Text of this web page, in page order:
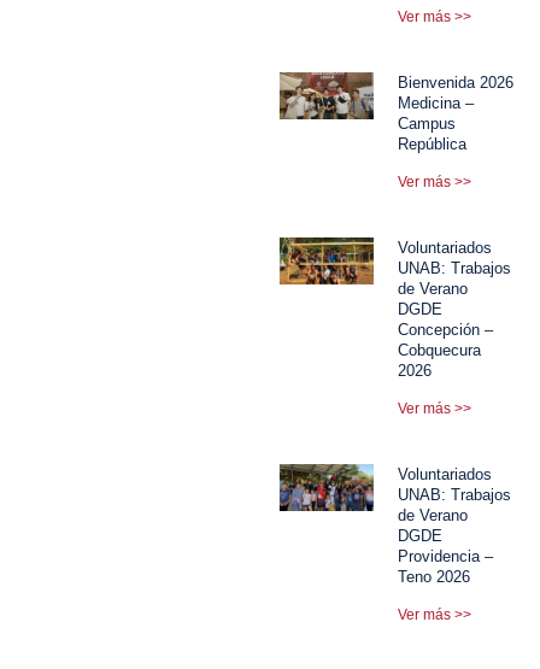
Ver más >>
Bienvenida 2026
Medicina –
Campus
República
Ver más >>
Voluntariados
UNAB: Trabajos
de Verano
DGDE
Concepción –
Cobquecura
2026
Ver más >>
Voluntariados
UNAB: Trabajos
de Verano
DGDE
Providencia –
Teno 2026
Ver más >>